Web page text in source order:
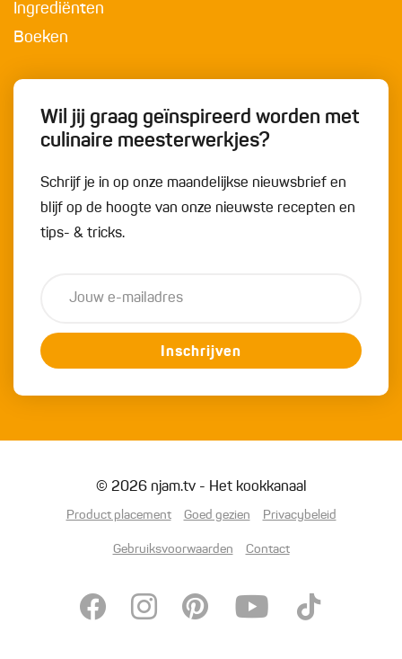
Ingrediënten
Boeken
Wil jij graag geïnspireerd worden met
culinaire meesterwerkjes?
Schrijf je in op onze maandelijkse nieuwsbrief en
blijf op de hoogte van onze nieuwste recepten en
tips- & tricks.
Inschrijven
© 2026 njam.tv - Het kookkanaal
Product placement Goed gezien Privacybeleid
Gebruiksvoorwaarden Contact